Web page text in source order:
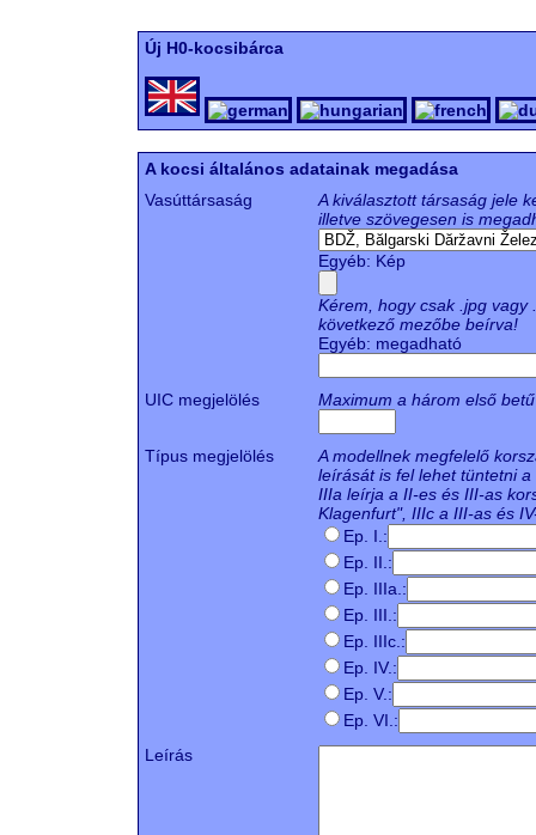
Új H0-kocsibárca
A kocsi általános adatainak megadása
Vasúttársaság
A kiválasztott társaság jele
illetve szövegesen is
Egyéb: Kép
Kérem, hogy csak .jpg vagy
következő mezőbe beírva!
Egyéb: megadható
UIC megjelölés Maximum a három első betű
Típus megjelölés
A modellnek megfelelő
leírását is fel lehet tüntetni a
IIIa leírja a II-es és III-as
Klagenfurt", IIIc a III-as és
Ep. I.:
Ep. II.:
Ep. IIIa.:
Ep. III.:
Ep. IIIc.:
Ep. IV.:
Ep. V.:
Ep. VI.:
Leírás